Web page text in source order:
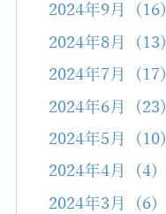
2024年9月 (16)
2024年8月 (13)
2024年7月 (17)
2024年6月 (23)
2024年5月 (10)
2024年4月 (4)
2024年3月 (6)